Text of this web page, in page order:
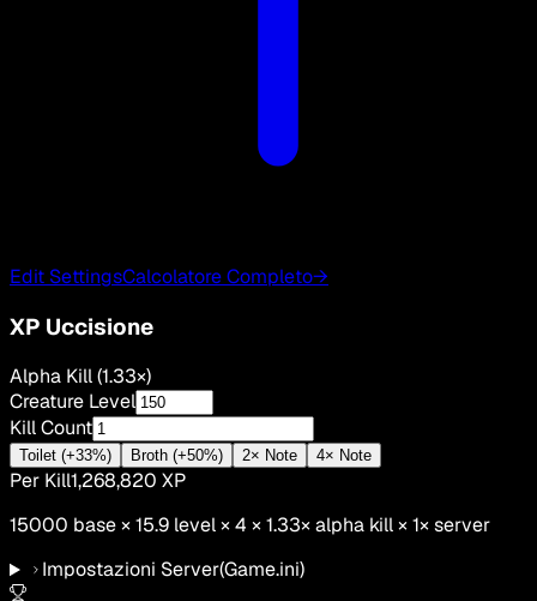
Edit SettingsCalcolatore Completo→
XP Uccisione
Alpha Kill (1.33×)
Creature Level
Kill Count
Toilet (+33%) Broth (+50%) 2× Note 4× Note
Per Kill1,268,820 XP
15000 base ×15.9 level × 4 ×1.33×alpha kill×1× server
Impostazioni Server(Game.ini)